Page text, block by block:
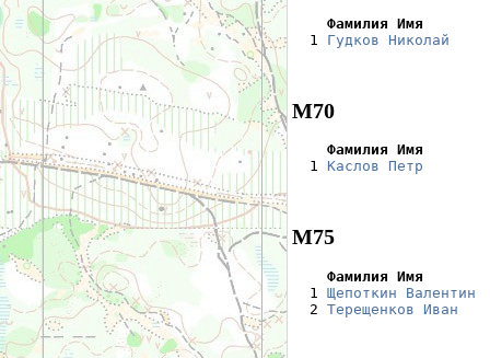
Фамилия Имя
1 Гудков Николай
М70
Фамилия Имя
1 Каслов Петр
М75
Фамилия Имя
1 Щепоткин Валентин
  2
Терещенков Иван